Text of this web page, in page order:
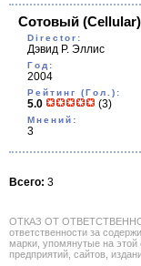
Сотовый (Cellular)
Director:
Дэвид Р. Эллис
Год:
2004
Рейтинг (Гол.):
5.0 (3)
Мнений:
3
Всего: 3
ОТКАЗ ОТ
ответственности за
марки, упомянутые на этой
предприятий, сайтов,